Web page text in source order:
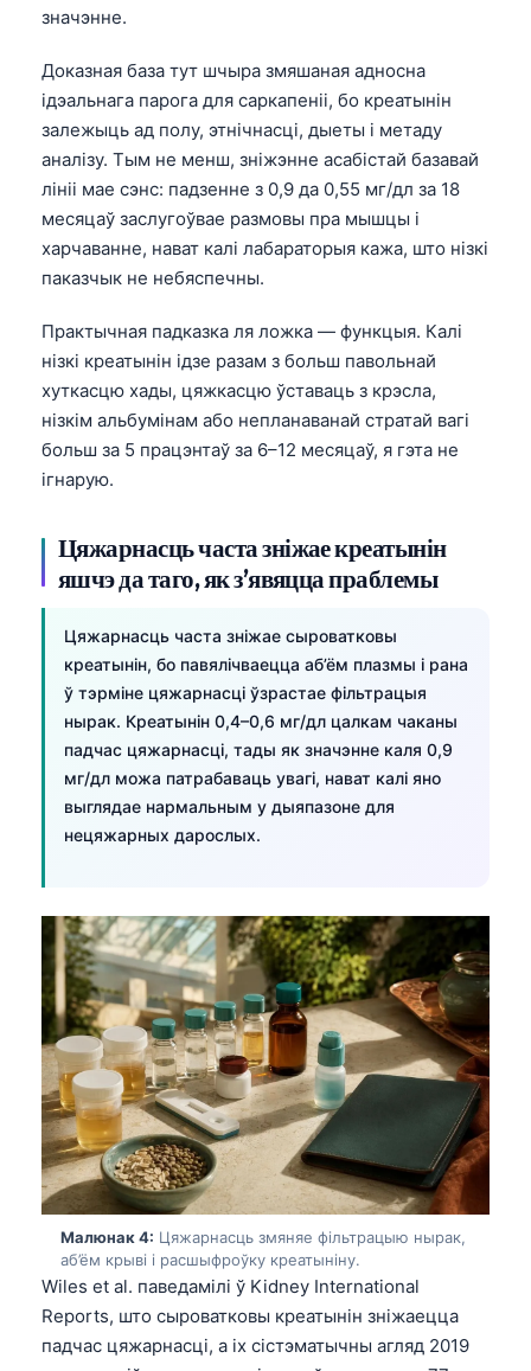
значэнне.
Доказная база тут шчыра змяшаная адносна
ідэальнага парога для саркапеніі, бо креатынін
залежыць ад полу, этнічнасці, дыеты і метаду
аналізу. Тым не менш, зніжэнне асабістай базавай
лініі мае сэнс: падзенне з 0,9 да 0,55 мг/дл за 18
месяцаў заслугоўвае размовы пра мышцы і
харчаванне, нават калі лабараторыя кажа, што нізкі
паказчык не небяспечны.
Практычная падказка ля ложка — функцыя. Калі
нізкі креатынін ідзе разам з больш павольнай
хуткасцю хады, цяжкасцю ўставаць з крэсла,
нізкім альбумінам або непланаванай стратай вагі
больш за 5 працэнтаў за 6–12 месяцаў, я гэта не
ігнарую.
Цяжарнасць часта зніжае креатынін
яшчэ да таго, як з’явяцца праблемы
Цяжарнасць часта зніжае сыроватковы
креатынін, бо павялічваецца аб’ём плазмы і рана
ў тэрміне цяжарнасці ўзрастае фільтрацыя
нырак. Креатынін 0,4–0,6 мг/дл цалкам чаканы
падчас цяжарнасці, тады як значэнне каля 0,9
мг/дл можа патрабаваць увагі, нават калі яно
выглядае нармальным у дыяпазоне для
нецяжарных дарослых.
Малюнак 4: Цяжарнасць змяняе фільтрацыю нырак,
аб’ём крыві і расшыфроўку креатыніну.
Wiles et al. паведамілі ў Kidney International
Reports, што сыроватковы креатынін зніжаецца
падчас цяжарнасці, а іх сістэматычны агляд 2019